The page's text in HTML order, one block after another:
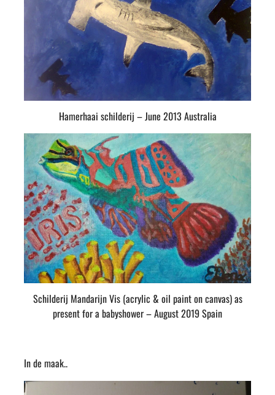
Hamerhaai schilderij – June 2013 Australia
Schilderij Mandarijn Vis (acrylic & oil paint on canvas) as
present for a babyshower – August 2019 Spain
In de maak..